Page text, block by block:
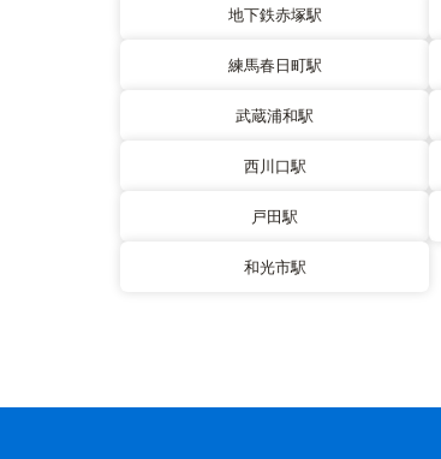
地下鉄赤塚駅
練馬春日町駅
武蔵浦和駅
西川口駅
戸田駅
和光市駅